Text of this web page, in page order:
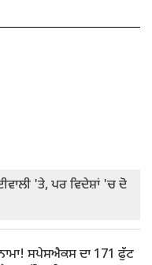
'ਤੇ, ਪਰ ਵਿਦੇਸ਼ਾਂ 'ਚ ਦੋ
ਸਪੇਸਐਕਸ ਦਾ 171 ਫੁੱਟ